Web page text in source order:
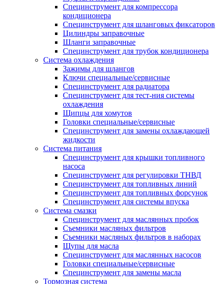
Специнструмент для компрессора
кондиционера
Специнструмент для шланговых фиксаторов
Цилиндры заправочные
Шланги заправочные
Специнструмент для трубок кондиционера
Система охлаждения
Зажимы для шлангов
Ключи специальные/сервисные
Специнструмент для радиатора
Специнструмент для тест-ния системы
охлаждения
Щипцы для хомутов
Головки специальные/сервисные
Специнструмент для замены охлаждающей
жидкости
Система питания
Специнструмент для крышки топливного
насоса
Специнструмент для регулировки ТНВД
Специнструмент для топливных линий
Специнструмент для топливных форсунок
Специнструмент для системы впуска
Система смазки
Специнструмент для маслянных пробок
Съемники масляных фильтров
Съемники масляных фильтров в наборах
Щупы для масла
Специнструмент для маслянных насосов
Головки специальные/сервисные
Специнструмент для замены масла
Тормозная система